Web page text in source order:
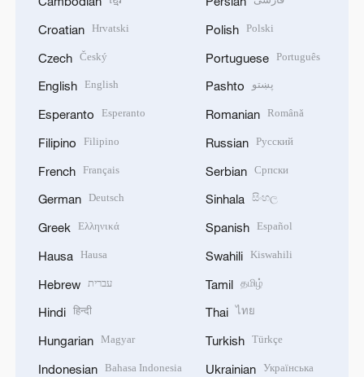
Croatian Hrvatski
Czech Český
English English
Esperanto Esperanto
Filipino Filipino
French Français
German Deutsch
Greek Ελληνικά
Hausa Hausa
Hebrew עברית
Hindi हिन्दी
Hungarian Magyar
Indonesian Bahasa Indonesia
Polish Polski
Portuguese Português
Pashto پښتو
Romanian Română
Russian Русский
Serbian Српски
Sinhala සිංහල
Spanish Español
Swahili Kiswahili
Tamil தமிழ்
Thai ไทย
Turkish Türkçe
Ukrainian Українська